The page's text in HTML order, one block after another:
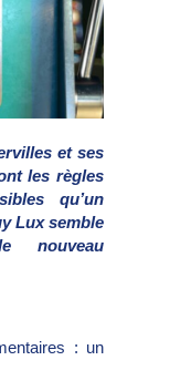
et ses
les règles
qu’un
Lux semble
nouveau
: un